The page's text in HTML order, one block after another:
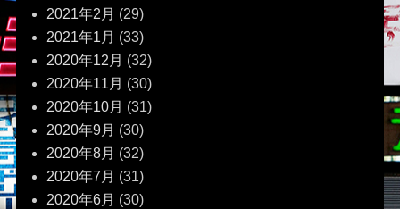
2021年2月 (29)
2021年1月 (33)
2020年12月 (32)
2020年11月 (30)
2020年10月 (31)
2020年9月 (30)
2020年8月 (32)
2020年7月 (31)
2020年6月 (30)